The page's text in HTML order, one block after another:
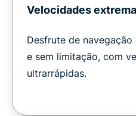
Velocidades
Desfrute de
e sem limitação, com
ultrarrápidas.